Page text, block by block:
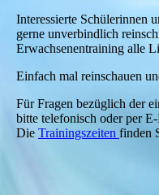
Interessierte Schülerinnen
gerne unverbindlich
Erwachsenentraining alle
Einfach mal reinschauen
Für Fragen bezüglich der
bitte telefonisch oder per
Die Trainingszeiten finden